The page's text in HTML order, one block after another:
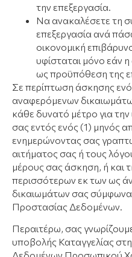
την επεξεργασία.
Να ανακαλέσετε τη
επεξεργασία ανά
οικονομική
υφίσταται μόνο εάν η
ως προϋπόθεση της
Σε περίπτωση άσκησης
αναφερόμενων
κάθε δυνατό μέτρο για
σας εντός ενός (1) μηνός
ενημερώνοντας σας
αιτήματος σας ή τους
μέρους σας άσκηση, ή και
περισσότερων εκ των ως
δικαιωμάτων σας σύμφωνα
Προστασίας Δεδομένων.
Περαιτέρω, σας
υποβολής Καταγγελίας